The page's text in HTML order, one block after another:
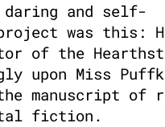
and self-
was this:
of the
upon Miss
manuscript of
fiction.